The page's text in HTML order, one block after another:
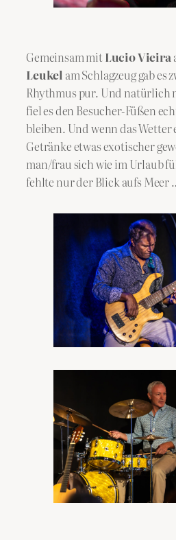
Gemeinsam mitLucio Vieira
Leukel am Schlagzeug gab es
Rhythmus pur. Und natürlich
fiel es den Besucher-Füßen
bleiben. Und wenn das
Getränke etwas exotischer
man/frau sich wie im Urlaub
fehlte nur der Blick aufs Meer